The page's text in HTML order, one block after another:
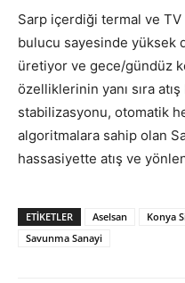
Sarp içerdiği termal ve
bulucu sayesinde yüksek
üretiyor ve gece/gündüz
özelliklerinin yanı sıra
stabilizasyonu, otomatik
algoritmalara sahip olan
hassasiyette atış ve
ETIKETLER Aselsan Konya
Savunma Sanayi